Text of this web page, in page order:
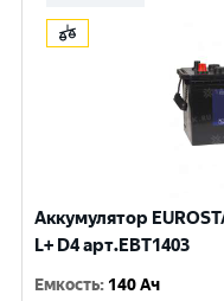
Аккумулятор
L+ D4 арт.EBT1403
Емкость: 140 Ач